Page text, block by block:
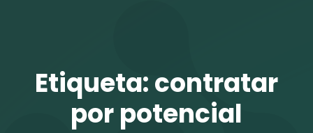
Etiqueta:contratar
por potencial